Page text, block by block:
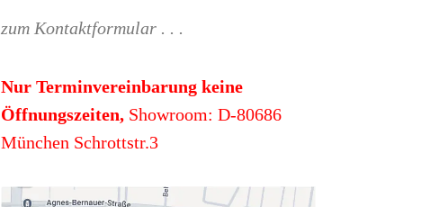
zum Kontaktformular . . .
Nur Terminvereinbarung keine
Öffnungszeiten, Showroom: D-80686
München Schrottstr.3